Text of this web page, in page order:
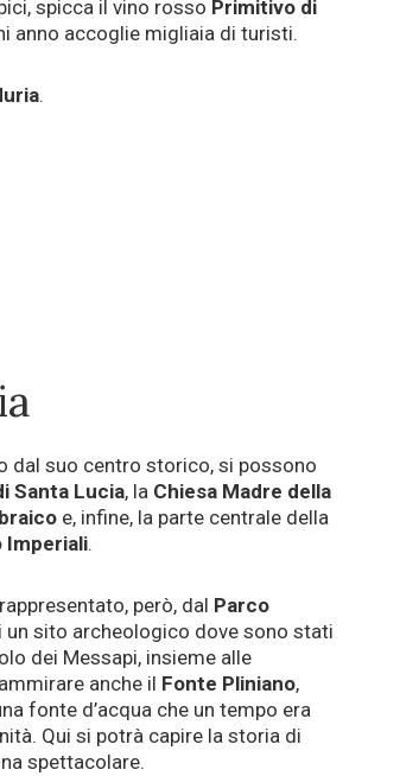
spicca il vino rosso Primitivo di
anno accoglie migliaia di turisti.
.
dal suo centro storico, si possono
Santa Lucia, la Chiesa Madre della
e, infine, la parte centrale della
Imperiali.
però, dal Parco
un sito archeologico dove sono stati
dei Messapi, insieme alle
anche il Fonte Pliniano,
fonte d’acqua che un tempo era
Qui si potrà capire la storia di
spettacolare.